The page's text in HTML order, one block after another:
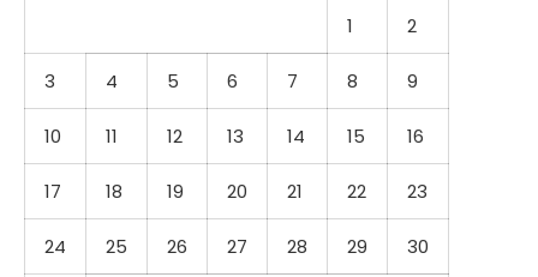
1
2
3 4 5 6 7 8 9
10 11 12 13 14 15 16
17 18 19 20 21 22 23
24 25 26 27 28 29 30